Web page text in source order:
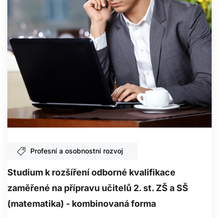
Profesní a osobnostní rozvoj
Studium k rozšíření odborné kvalifikace
zaměřené na přípravu učitelů 2. st. ZŠ a SŠ
(matematika) - kombinovaná forma